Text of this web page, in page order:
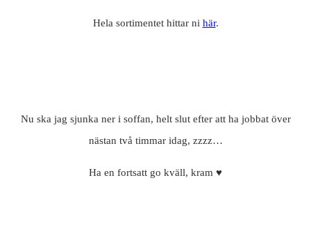
Hela sortimentet hittar ni här.
Nu ska jag sjunka ner i soffan, helt slut efter att ha jobbat över
nästan två timmar idag, zzzz…
Ha en fortsatt go kväll, kram ♥